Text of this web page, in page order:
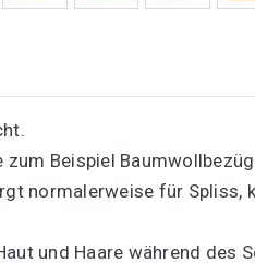
Beispiel
normalerweise für
und Haare während des